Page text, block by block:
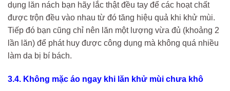
dụng lăn nách bạn hãy lắc thật đều tay để các hoạt chất
được trộn đều vào nhau từ đó tăng hiệu quả khi khử mùi.
Tiếp đó bạn cũng chỉ nên lăn một lượng vừa đủ (khoảng 2
lần lăn) để phát huy được công dụng mà không quá nhiều
làm da bị bí bách.
3.4. Không mặc áo ngay khi lăn khử mùi chưa khô